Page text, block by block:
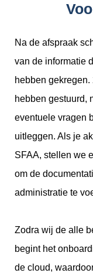
Na de afspraak
van de informatie
hebben gekregen.
hebben gestuurd,
eventuele vragen
uitleggen. Als je
SFAA, stellen we
om de
administratie te
Zodra wij de alle
begint het
de cloud,